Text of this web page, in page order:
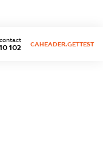
102 CAHEADER.GETTEST